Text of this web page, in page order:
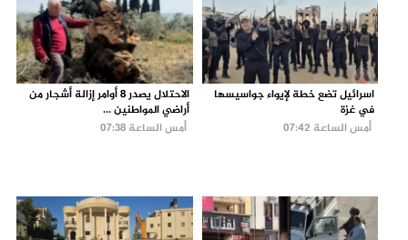
اسرائيل تضع خطة لإيواء جواسيسها
في غزة
أمس الساعة 07:42
الاحتلال يصدر 8 أوامر إزالة أشجار من
أراضي المواطنين ...
أمس الساعة 07:38